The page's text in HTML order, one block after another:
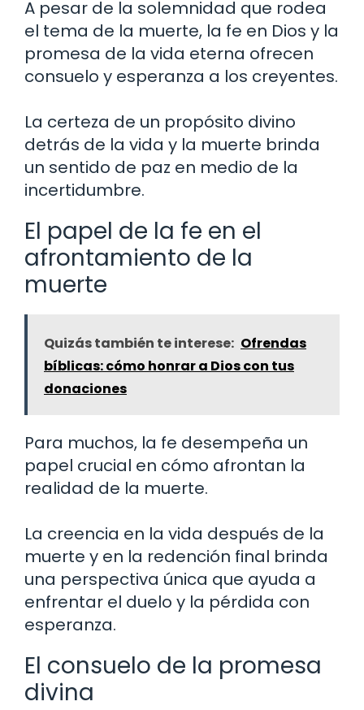
A pesar de la solemnidad que rodea
el tema de la muerte, la fe en Dios y la
promesa de la vida eterna ofrecen
consuelo y esperanza a los creyentes.
La certeza de un propósito divino
detrás de la vida y la muerte brinda
un sentido de paz en medio de la
incertidumbre.
El papel de la fe en el
afrontamiento de la
muerte
Quizás también te interese: Ofrendas
bíblicas: cómo honrar a Dios con tus
donaciones
Para muchos, la fe desempeña un
papel crucial en cómo afrontan la
realidad de la muerte.
La creencia en la vida después de la
muerte y en la redención final brinda
una perspectiva única que ayuda a
enfrentar el duelo y la pérdida con
esperanza.
El consuelo de la promesa
divina